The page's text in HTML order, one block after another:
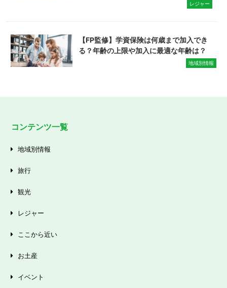
レジャー
【FP監修】学資保険は何歳まで加入でき
る？年齢の上限や加入に最適な年齢は？
地域別情報
コンテンツ一覧
地域別情報
旅行
観光
レジャー
ここから近い
お土産
イベント